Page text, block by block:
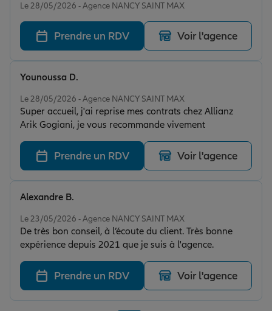
Le 28/05/2026 - Agence NANCY SAINT MAX
Prendre un RDV Voir l'agence
Le 28/05/2026 - Agence NANCY SAINT MAX
Super accueil, j'ai reprise mes contrats chez Allianz
Arik Gogiani, je vous recommande vivement
Younoussa D.
Prendre un RDV Voir l'agence
Le 23/05/2026 - Agence NANCY SAINT MAX
De très bon conseil, à l’écoute du client. Très bonne
expérience depuis 2021 que je suis à l'agence.
Alexandre B.
Prendre un RDV Voir l'agence